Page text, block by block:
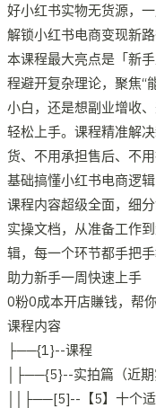
好小红书实物无货源，
解锁小红书电商变现新路
本课程最大亮点是「新
程避开复杂理论，聚焦“
小白，还是想副业增收
轻松上手。课程精准解
货、不用承担售后、不
基础搞懂小红书电商逻
课程内容超级全面，细
实操文档，从准备工作
辑，每一个环节都手把
助力新手一周快速上手
0粉0成本开店賺钱，帮
课程内容
├──{1}--课程
│├──{5}--实拍篇（近期
││├──[5]--【5】十个